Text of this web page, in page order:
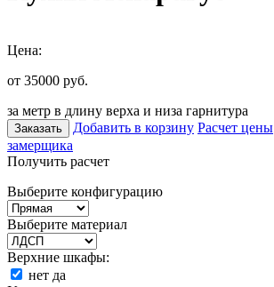
Цена:
от 35000 руб.
за метр в длину верха и низа гарнитура
Заказать Добавить в корзину Расчет цены
замерщика
Получить расчет
Выберите конфигурацию
Выберите материал
Верхние шкафы:
нет да